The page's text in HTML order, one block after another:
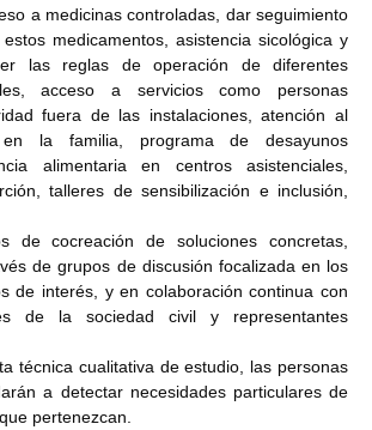
a medicinas controladas, dar seguimiento
medicamentos, asistencia sicológica y
las reglas de operación de diferentes
acceso a servicios como personas
fuera de las instalaciones, atención al
en la familia, programa de desayunos
alimentaria en centros asistenciales,
talleres de sensibilización e inclusión,
de cocreación de soluciones concretas,
de grupos de discusión focalizada en los
de interés, y en colaboración continua con
de la sociedad civil y representantes
técnica cualitativa de estudio, las personas
a detectar necesidades particulares de
pertenezcan.